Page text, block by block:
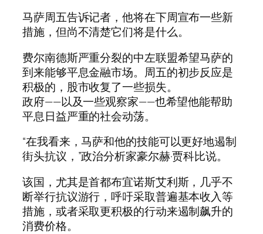
马萨周五告诉记者，他将在下周宣布一些新
措施，但尚不清楚它们将是什么。
费尔南德斯严重分裂的中左联盟希望马萨的
到来能够平息金融市场。周五的初步反应是
积极的，股市收复了一些损失。
政府——以及一些观察家——也希望他能帮助
平息日益严重的社会动荡。
“在我看来，马萨和他的技能可以更好地遏制
街头抗议，”政治分析家豪尔赫·贾科比说。
该国，尤其是首都布宜诺斯艾利斯，几乎不
断举行抗议游行，呼吁采取普遍基本收入等
措施，或者采取更积极的行动来遏制飙升的
消费价格。